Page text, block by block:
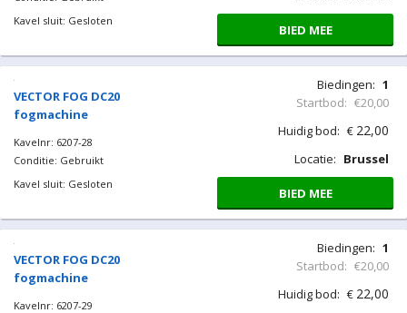
Kavel sluit: Gesloten
BIED MEE
VECTOR FOG DC20
fogmachine
Kavelnr: 6207-28
Conditie: Gebruikt
Kavel sluit: Gesloten
Biedingen: 1
Startbod: €20,00
Huidig bod: € 22,00
Locatie: Brussel
BIED MEE
VECTOR FOG DC20
fogmachine
Kavelnr: 6207-29
Biedingen: 1
Startbod: €20,00
Huidig bod: € 22,00